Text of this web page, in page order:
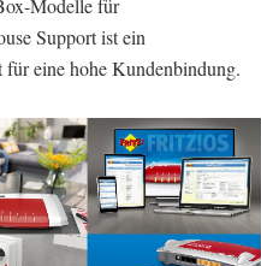
Modelle für
Support ist ein
für eine hohe Kundenbindung.